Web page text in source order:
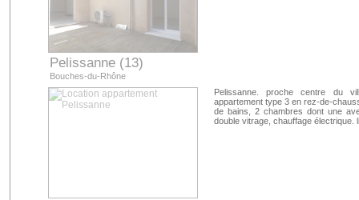
Pelissanne (13)
Bouches-du-Rhône
Pelissanne. proche centre du
appartement type 3 en rez-de-
de bains, 2 chambres dont une
double vitrage, chauffage électrique.